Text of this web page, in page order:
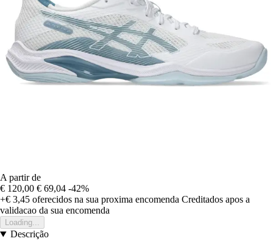
A partir de
€ 120,00 € 69,04 -42%
+€ 3,45 oferecidos na sua proxima encomenda Creditados apos a
validacao da sua encomenda
Loading...
Descrição